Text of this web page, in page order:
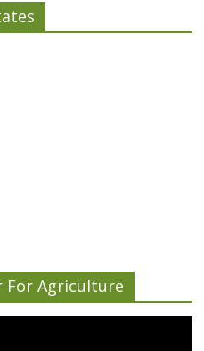
For Agriculture